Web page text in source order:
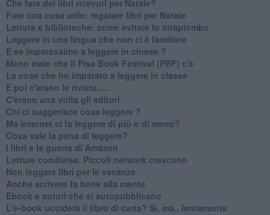
​Che fare dei libri ricevuti per Natale?
​Fate una cosa utile: regalate libri per Natale
​Lettura e biblioteche: come evitare lo strapiombo
Leggere in una lingua che non ci è familiare
​E se imparassimo a leggere in cinese ?
​Meno male che il Pisa Book Festival (PBF) c'è
​Le cose che ho imparato a leggere in classe
​E poi c'erano le riviste.....
​C'erano una volta gli editori
​Chi ci suggerisce cosa leggere ?
​Ma internet ci fa leggere di più o di meno?
​Cosa vale la pena di leggere?
I libri e la guerra di Amazon
​Letture condivise. Piccoli network crescono
​Non leggete libri per le vacanze
​Anche scrivere fa bene alla mente
​Ebook e autori che si autopubblicano
​L'e-book ucciderà il libro di carta? Sì, ma.. lentamente